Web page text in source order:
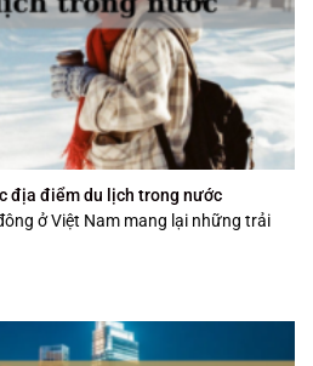
địa điểm du lịch trong nước
ở Việt Nam mang lại những trải